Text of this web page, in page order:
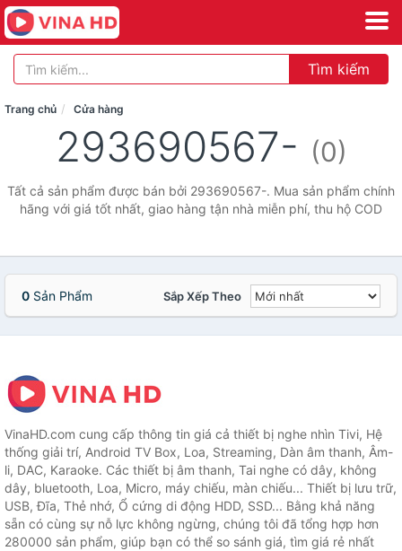
Tìm kiếm
Trang chủ Cửa hàng
293690567- (0)
Tất cả sản phẩm được bán bởi 293690567-. Mua sản phẩm chính
hãng với giá tốt nhất, giao hàng tận nhà miễn phí, thu hộ COD
0 Sản Phẩm Sắp Xếp Theo
VinaHD.com cung cấp thông tin giá cả thiết bị nghe nhìn Tivi, Hệ
thống giải trí, Android TV Box, Loa, Streaming, Dàn âm thanh, Âm-
li, DAC, Karaoke. Các thiết bị âm thanh, Tai nghe có dây, không
dây, bluetooth, Loa, Micro, máy chiếu, màn chiếu... Thiết bị lưu trữ,
USB, Đĩa, Thẻ nhớ, Ổ cứng di động HDD, SSD... Bằng khả năng
sẵn có cùng sự nỗ lực không ngừng, chúng tôi đã tổng hợp hơn
280000 sản phẩm, giúp bạn có thể so sánh giá, tìm giá rẻ nhất